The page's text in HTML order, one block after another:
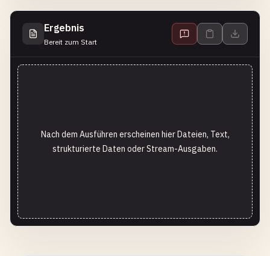
Ergebnis
Bereit zum Start
Nach dem Ausführen erscheinen hier Dateien, Text,
strukturierte Daten oder Stream-Ausgaben.